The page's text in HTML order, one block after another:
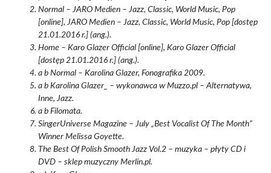
Normal – JARO Medien – Jazz, Classic, World Music, Pop
[online], JARO Medien – Jazz, Classic, World Music, Pop [dostęp
21.01.2016 r.] (ang.).
Home – Karo Glazer Official [online], Karo Glazer Official
[dostęp 21.01.2016 r.] (ang.).
a b Normal – Karolina Glazer, Fonografika 2009.
a b Karolina Glazer_ – wykonawca w Muzzo.pl – Alternatywa,
Inne, Jazz.
a b Filomata.
SingerUniverse Magazine – July „Best Vocalist Of The Month”
Winner Melissa Goyette.
The Best Of Polish Smooth Jazz Vol.2 – muzyka – płyty CD i
DVD – sklep muzyczny Merlin.pl.